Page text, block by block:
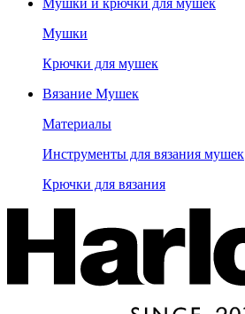
Мушки
Крючки для мушек
Вязание Мушек
Материалы
Инструменты для вязания мушек
Крючки для вязания